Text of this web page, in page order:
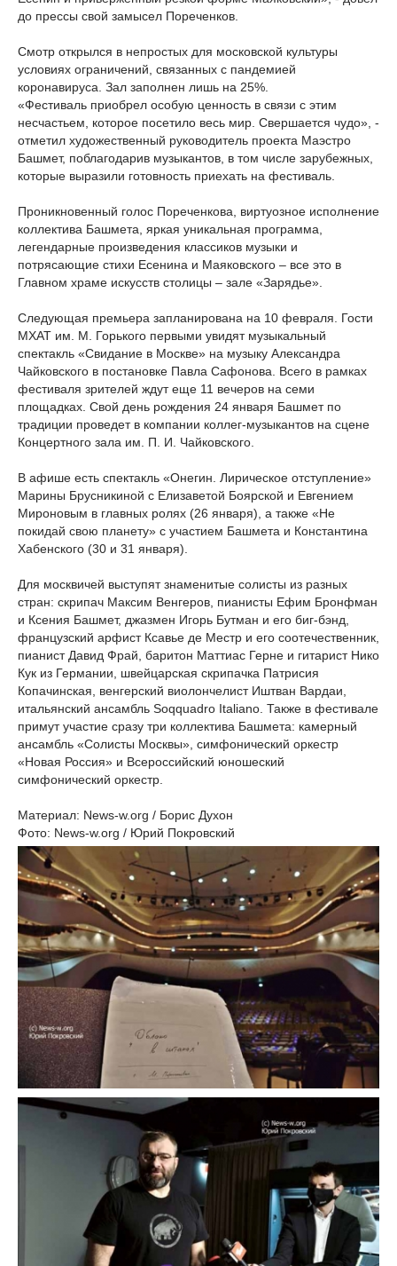
до прессы свой замысел Пореченков.
Смотр открылся в непростых для московской культуры
условиях ограничений, связанных с пандемией
коронавируса. Зал заполнен лишь на 25%.
«Фестиваль приобрел особую ценность в связи с этим
несчастьем, которое посетило весь мир. Свершается чудо», -
отметил художественный руководитель проекта Маэстро
Башмет, поблагодарив музыкантов, в том числе зарубежных,
которые выразили готовность приехать на фестиваль.
Проникновенный голос Пореченкова, виртуозное исполнение
коллектива Башмета, яркая уникальная программа,
легендарные произведения классиков музыки и
потрясающие стихи Есенина и Маяковского – все это в
Главном храме искусств столицы – зале «Зарядье».
Следующая премьера запланирована на 10 февраля. Гости
МХАТ им. М. Горького первыми увидят музыкальный
спектакль «Свидание в Москве» на музыку Александра
Чайковского в постановке Павла Сафонова. Всего в рамках
фестиваля зрителей ждут еще 11 вечеров на семи
площадках. Свой день рождения 24 января Башмет по
традиции проведет в компании коллег-музыкантов на сцене
Концертного зала им. П. И. Чайковского.
В афише есть спектакль «Онегин. Лирическое отступление»
Марины Брусникиной с Елизаветой Боярской и Евгением
Мироновым в главных ролях (26 января), а также «Не
покидай свою планету» с участием Башмета и Константина
Хабенского (30 и 31 января).
Для москвичей выступят знаменитые солисты из разных
стран: скрипач Максим Венгеров, пианисты Ефим Бронфман
и Ксения Башмет, джазмен Игорь Бутман и его биг-бэнд,
французский арфист Ксавье де Местр и его соотечественник,
пианист Давид Фрай, баритон Маттиас Герне и гитарист Нико
Кук из Германии, швейцарская скрипачка Патрисия
Копачинская, венгерский виолончелист Иштван Вардаи,
итальянский ансамбль Soqquadro Italiano. Также в фестивале
примут участие сразу три коллектива Башмета: камерный
ансамбль «Солисты Москвы», симфонический оркестр
«Новая Россия» и Всероссийский юношеский
симфонический оркестр.
Материал: News-w.org / Борис Духон
Фото: News-w.org / Юрий Покровский